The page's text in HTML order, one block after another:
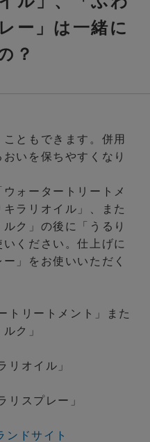
ー」は一緒に
？
ともできます。併用
いを保ちやすくなり
ォータートリートメ
ラリオイル」、また
ク」の後に「うるり
ください。仕上げに
」をお使いいただく
リートメント」また
ク」
オイル」
スプレー」
ンドサイト